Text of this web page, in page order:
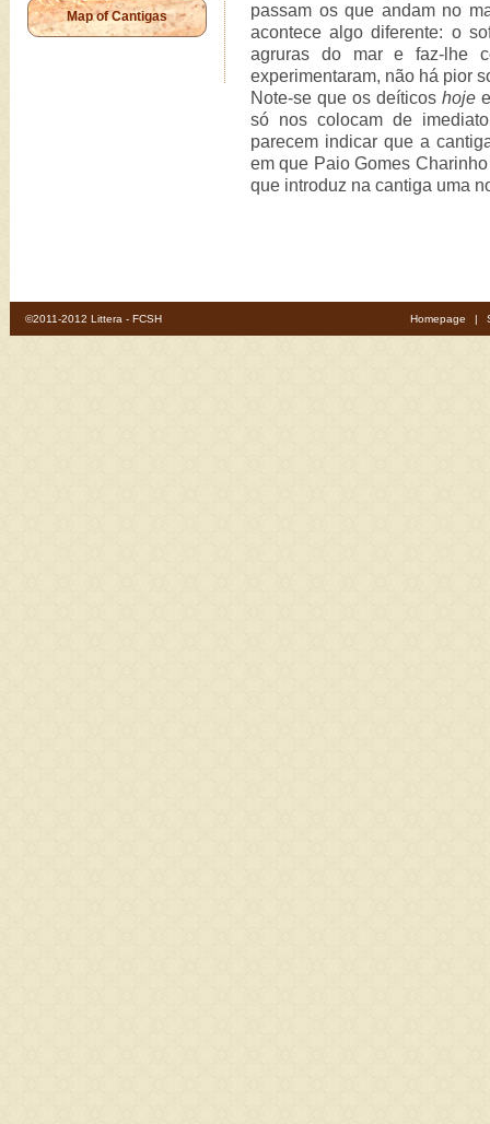
Map of Cantigas
passam os que andam no
acontece algo diferente: o
agruras do mar e faz-lhe
experimentaram, não há pior
Note-se que os deíticos hoje
só nos colocam de
parecem indicar que a
em que Paio Gomes
que introduz na cantiga uma
©2011-2012 Littera - FCSH Homepage |